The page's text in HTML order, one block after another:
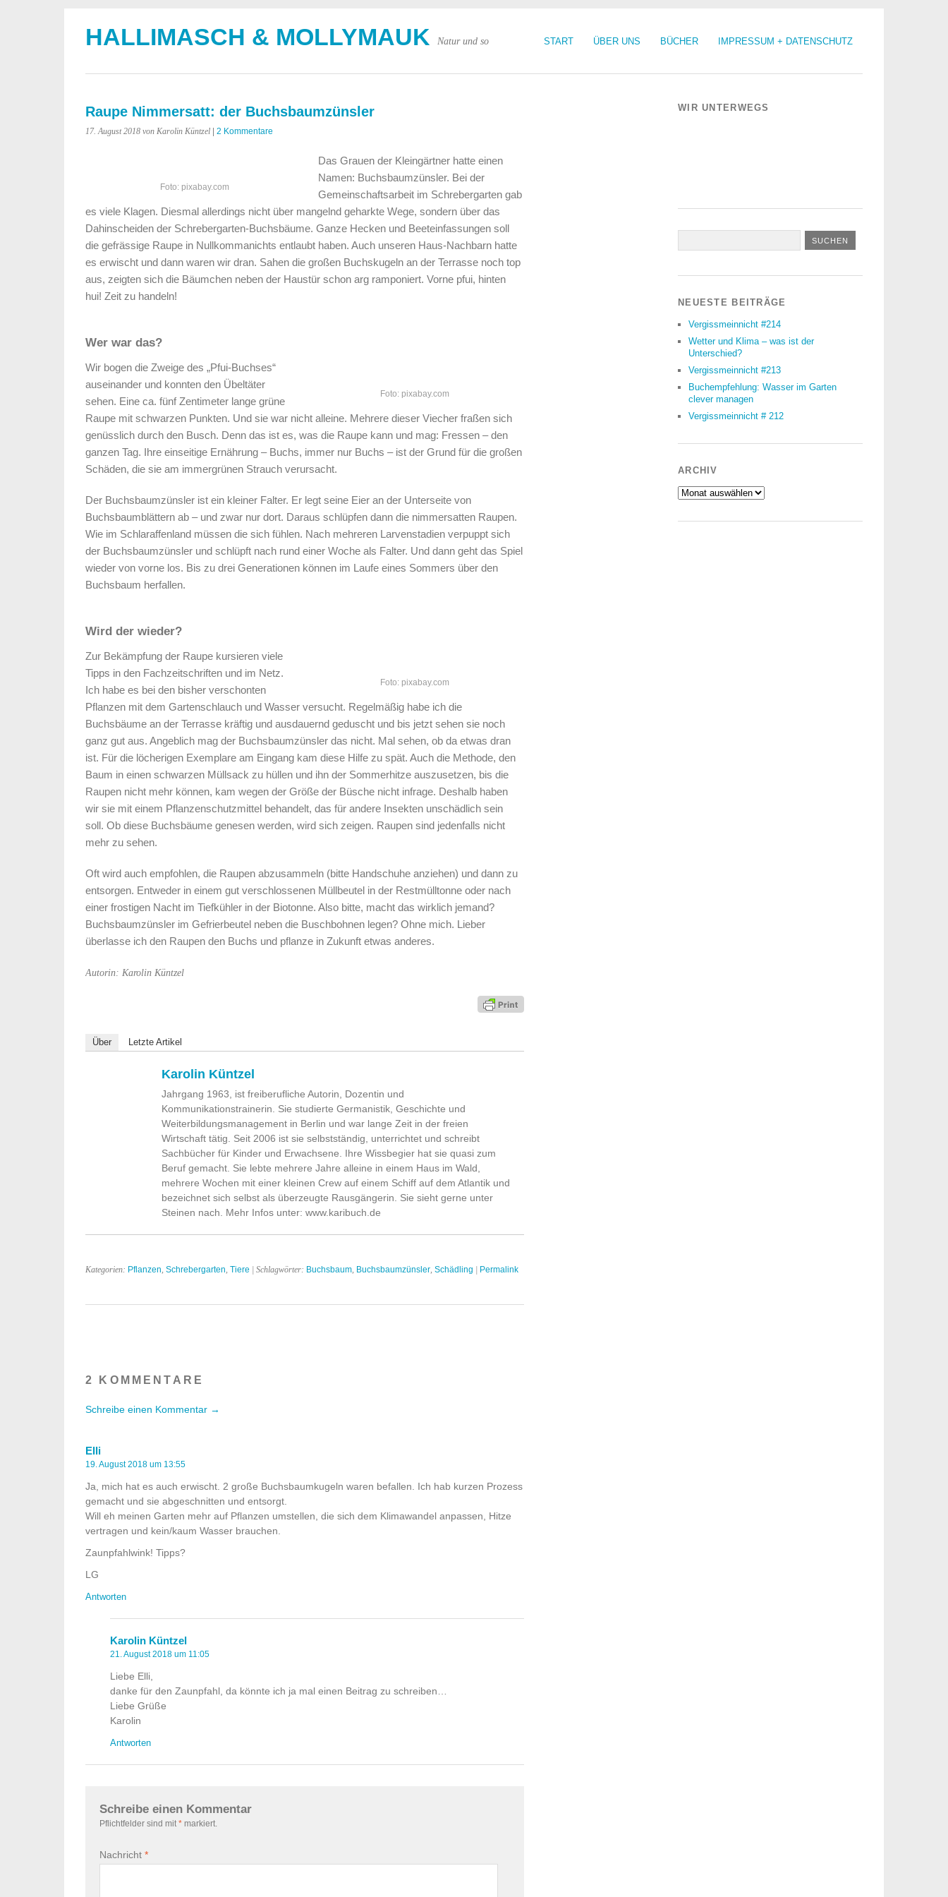
START ÜBER UNS BÜCHER IMPRESSUM + DATENSCHUTZ
HALLIMASCH & MOLLYMAUK Natur und so
Raupe Nimmersatt: der Buchsbaumzünsler
17. August 2018 von Karolin Küntzel 2 Kommentare
Foto: pixabay.com
Das Grauen der Kleingärtner hatte einen
Namen: Buchsbaumzünsler. Bei der
Gemeinschaftsarbeit im Schrebergarten gab
es viele Klagen. Diesmal allerdings nicht über mangelnd geharkte Wege, sondern über das
Dahinscheiden der Schrebergarten-Buchsbäume. Ganze Hecken und Beeteinfassungen soll
die gefrässige Raupe in Nullkommanichts entlaubt haben. Auch unseren Haus-Nachbarn hatte
es erwischt und dann waren wir dran. Sahen die großen Buchskugeln an der Terrasse noch top
aus, zeigten sich die Bäumchen neben der Haustür schon arg ramponiert. Vorne pfui, hinten
hui! Zeit zu handeln!
Wer war das?
Foto: pixabay.com
Wir bogen die Zweige des „Pfui-Buchses“
auseinander und konnten den Übeltäter
sehen. Eine ca. fünf Zentimeter lange grüne
Raupe mit schwarzen Punkten. Und sie war nicht alleine. Mehrere dieser Viecher fraßen sich
genüsslich durch den Busch. Denn das ist es, was die Raupe kann und mag: Fressen – den
ganzen Tag. Ihre einseitige Ernährung – Buchs, immer nur Buchs – ist der Grund für die großen
Schäden, die sie am immergrünen Strauch verursacht.
Der Buchsbaumzünsler ist ein kleiner Falter. Er legt seine Eier an der Unterseite von
Buchsbaumblättern ab – und zwar nur dort. Daraus schlüpfen dann die nimmersatten Raupen.
Wie im Schlaraffenland müssen die sich fühlen. Nach mehreren Larvenstadien verpuppt sich
der Buchsbaumzünsler und schlüpft nach rund einer Woche als Falter. Und dann geht das Spiel
wieder von vorne los. Bis zu drei Generationen können im Laufe eines Sommers über den
Buchsbaum herfallen.
Wird der wieder?
Foto: pixabay.com
Zur Bekämpfung der Raupe kursieren viele
Tipps in den Fachzeitschriften und im Netz.
Ich habe es bei den bisher verschonten
Pflanzen mit dem Gartenschlauch und Wasser versucht. Regelmäßig habe ich die
Buchsbäume an der Terrasse kräftig und ausdauernd geduscht und bis jetzt sehen sie noch
ganz gut aus. Angeblich mag der Buchsbaumzünsler das nicht. Mal sehen, ob da etwas dran
ist. Für die löcherigen Exemplare am Eingang kam diese Hilfe zu spät. Auch die Methode, den
Baum in einen schwarzen Müllsack zu hüllen und ihn der Sommerhitze auszusetzen, bis die
Raupen nicht mehr können, kam wegen der Größe der Büsche nicht infrage. Deshalb haben
wir sie mit einem Pflanzenschutzmittel behandelt, das für andere Insekten unschädlich sein
soll. Ob diese Buchsbäume genesen werden, wird sich zeigen. Raupen sind jedenfalls nicht
mehr zu sehen.
Oft wird auch empfohlen, die Raupen abzusammeln (bitte Handschuhe anziehen) und dann zu
entsorgen. Entweder in einem gut verschlossenen Müllbeutel in der Restmülltonne oder nach
einer frostigen Nacht im Tiefkühler in der Biotonne. Also bitte, macht das wirklich jemand?
Buchsbaumzünsler im Gefrierbeutel neben die Buschbohnen legen? Ohne mich. Lieber
überlasse ich den Raupen den Buchs und pflanze in Zukunft etwas anderes.
Autorin: Karolin Küntzel
Über Letzte Artikel
Karolin Küntzel
Jahrgang 1963, ist freiberufliche Autorin, Dozentin und
Kommunikationstrainerin. Sie studierte Germanistik, Geschichte und
Weiterbildungsmanagement in Berlin und war lange Zeit in der freien
Wirtschaft tätig. Seit 2006 ist sie selbstständig, unterrichtet und schreibt
Sachbücher für Kinder und Erwachsene. Ihre Wissbegier hat sie quasi zum
Beruf gemacht. Sie lebte mehrere Jahre alleine in einem Haus im Wald,
mehrere Wochen mit einer kleinen Crew auf einem Schiff auf dem Atlantik und
bezeichnet sich selbst als überzeugte Rausgängerin. Sie sieht gerne unter
Steinen nach. Mehr Infos unter: www.karibuch.de
Kategorien: Pflanzen, Schrebergarten, Tiere | Schlagwörter: Buchsbaum, Buchsbaumzünsler, Schädling Permalink
2 KOMMENTARE
Schreibe einen Kommentar →
Elli
19. August 2018 um 13:55
Ja, mich hat es auch erwischt. 2 große Buchsbaumkugeln waren befallen. Ich hab kurzen Prozess
gemacht und sie abgeschnitten und entsorgt.
Will eh meinen Garten mehr auf Pflanzen umstellen, die sich dem Klimawandel anpassen, Hitze
vertragen und kein/kaum Wasser brauchen.
Zaunpfahlwink! Tipps?
LG
Antworten
Karolin Küntzel
21. August 2018 um 11:05
Liebe Elli,
danke für den Zaunpfahl, da könnte ich ja mal einen Beitrag zu schreiben…
Liebe Grüße
Karolin
Antworten
Schreibe einen Kommentar
Pflichtfelder sind mit * markiert.
Nachricht *
WIR UNTERWEGS
NEUESTE BEITRÄGE
Vergissmeinnicht #214
Wetter und Klima – was ist der
Unterschied?
Vergissmeinnicht #213
Buchempfehlung: Wasser im Garten
clever managen
Vergissmeinnicht # 212
ARCHIV
Archiv